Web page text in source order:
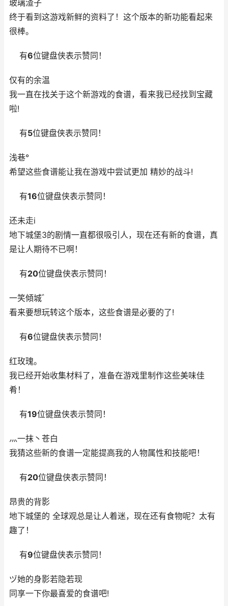
玻璃渣子
终于看到这游戏新鲜的资料了！这个版本的新功能看起来
很棒。
有6位键盘侠表示赞同！
仅有的余温
我一直在找关于这个新游戏的食谱，看来我已经找到宝藏
啦!
有5位键盘侠表示赞同！
浅巷°
希望这些食谱能让我在游戏中尝试更加 精妙的战斗!
有16位键盘侠表示赞同！
还未走i
地下城堡3的剧情一直都很吸引人，现在还有新的食谱，真
是让人期待不已啊！
有20位键盘侠表示赞同！
一笑傾城゛
看来要想玩转这个版本，这些食谱是必要的了!
有6位键盘侠表示赞同！
红玫瑰。
我已经开始收集材料了，准备在游戏里制作这些美味佳
肴！
有19位键盘侠表示赞同！
灬一抹丶苍白
我猜这些新的食谱一定能提高我的人物属性和技能吧！
有20位键盘侠表示赞同！
昂贵的背影
地下城堡的 全球观总是让人着迷，现在还有食物呢？太有
趣了！
有9位键盘侠表示赞同！
ヅ她的身影若隐若现
同享一下你最喜爱的食谱吧!